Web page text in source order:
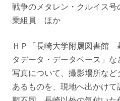
戦争のメタレン・クルイス号
乗組員 ほか
ＨＰ「長崎大学附属図書館
タデータ・データベース」
写真について、撮影場所な
あるものを、現地へ出かけて